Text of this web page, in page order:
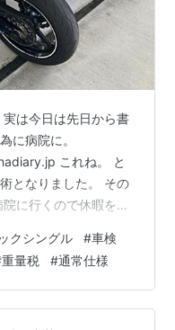
は今日は先日から書
に病院に。
これね。 と
となりました。 その
に行くので休暇を取
思いつき、急遽午後
のほか病院が長引い
た＾＾； 昼は体力増
今日は中落ちカルビに
クシングル #車検
重量税 #通常仕様